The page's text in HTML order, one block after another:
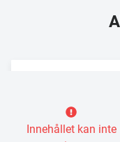
Innehållet kan inte